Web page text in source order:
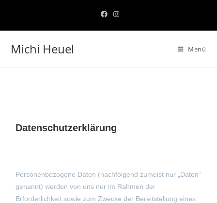
Michi Heuel Menü
Datenschutzerklärung
Personenbezogene Daten (nachfolgend zumeist nur „Daten“
genannt) werden von uns nur im Rahmen der
Erforderlichkeit sowie zum Zwecke der Bereitstellung eines